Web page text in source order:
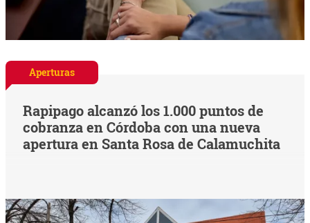
Aperturas
Rapipago alcanzó los 1.000 puntos de
cobranza en Córdoba con una nueva
apertura en Santa Rosa de Calamuchita